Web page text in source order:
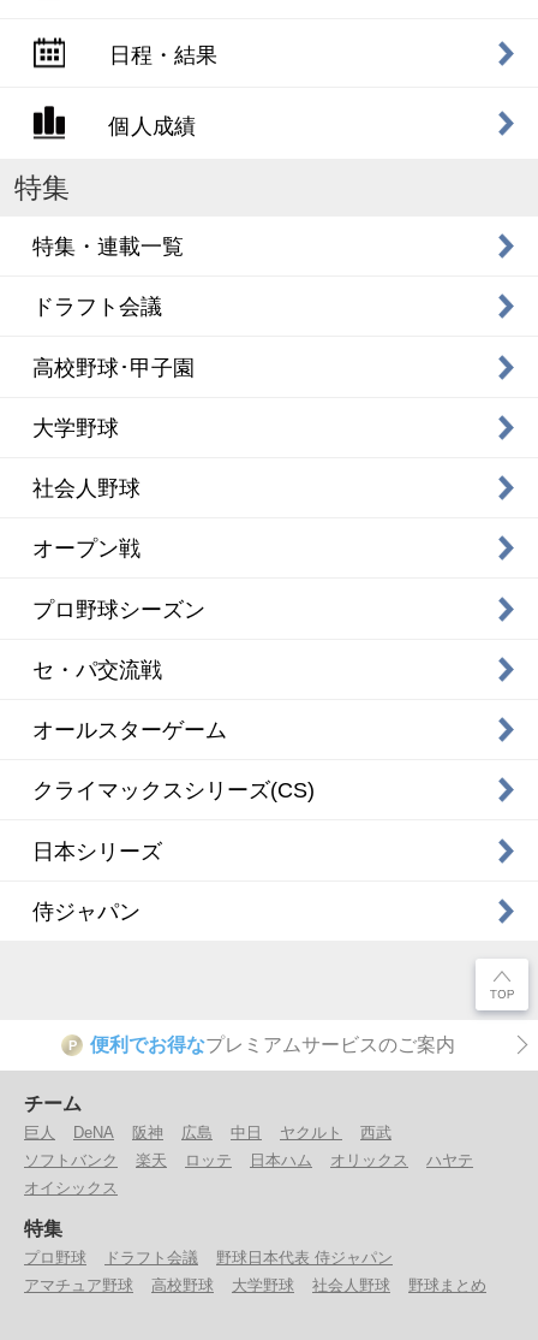
日程・結果
個人成績
特集
特集・連載一覧
ドラフト会議
高校野球･甲子園
大学野球
社会人野球
オープン戦
プロ野球シーズン
セ・パ交流戦
オールスターゲーム
クライマックスシリーズ(CS)
日本シリーズ
侍ジャパン
P 便利でお得なプレミアムサービスのご案内
チーム
巨人 DeNA 阪神 広島 中日 ヤクルト
西武
ソフトバンク
楽天 ロッテ 日本ハム オリックス
ハヤテ
オイシックス
特集
プロ野球 ドラフト会議
野球日本代表 侍ジャパン
アマチュア野球
高校野球 大学野球 社会人野球 野球まとめ